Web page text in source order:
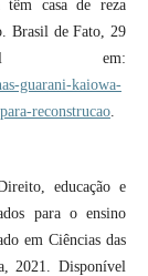
têm casa de reza
Brasil de Fato, 29
em:
guarani-kaiowa-
reconstrucao.
educação e
para o ensino
em Ciências das
2021. Disponível